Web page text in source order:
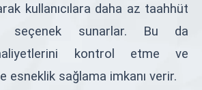
kullanıcılara daha az taahhüt
seçenek sunarlar. Bu da
kontrol etme ve
esneklik sağlama imkanı verir.